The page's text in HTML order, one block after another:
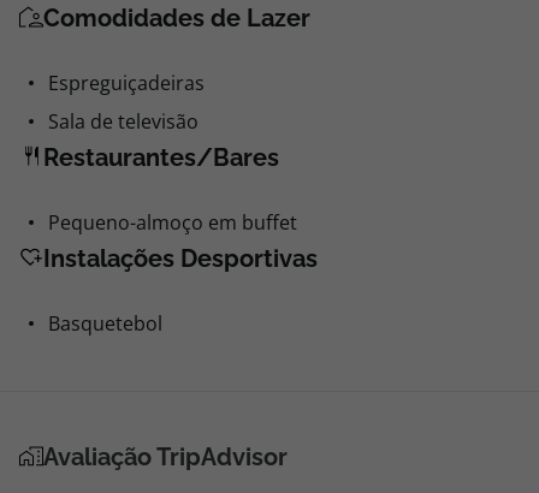
Comodidades de Lazer
Espreguiçadeiras
Sala de televisão
Restaurantes/Bares
Pequeno-almoço em buffet
Instalações Desportivas
Basquetebol
Avaliação TripAdvisor